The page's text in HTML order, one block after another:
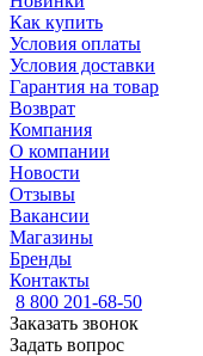
Как купить
Условия оплаты
Условия доставки
Гарантия на товар
Возврат
Компания
О компании
Новости
Отзывы
Вакансии
Магазины
Бренды
Контакты
8 800 201-68-50
Заказать звонок
Задать вопрос